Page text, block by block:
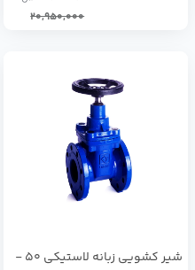
20,950,000
شير كشويي زبانه لاستيكي 50 -